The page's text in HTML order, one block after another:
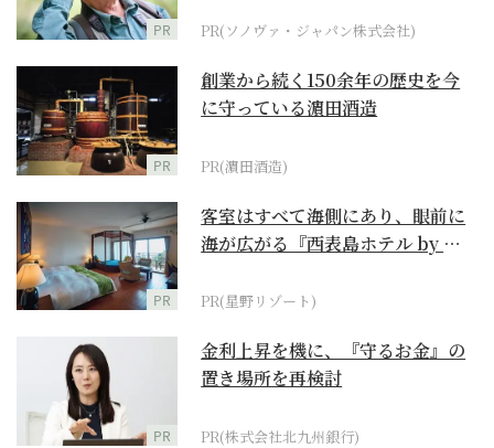
PR PR(ソノヴァ・ジャパン株式会社)
PR
創業から続く150余年の歴史を今
に守っている濵田酒造
PR(濵田酒造)
PR
客室はすべて海側にあり、眼前に
海が広がる『西表島ホテル by 星
PR(星野リゾート)
PR
金利上昇を機に、『守るお金』の
置き場所を再検討
PR(株式会社北九州銀行)